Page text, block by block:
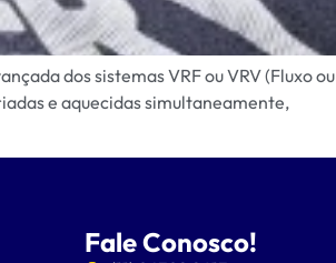
dos sistemas VRF ou VRV (Fluxo ou
e aquecidas simultaneamente,
Fale Conosco!